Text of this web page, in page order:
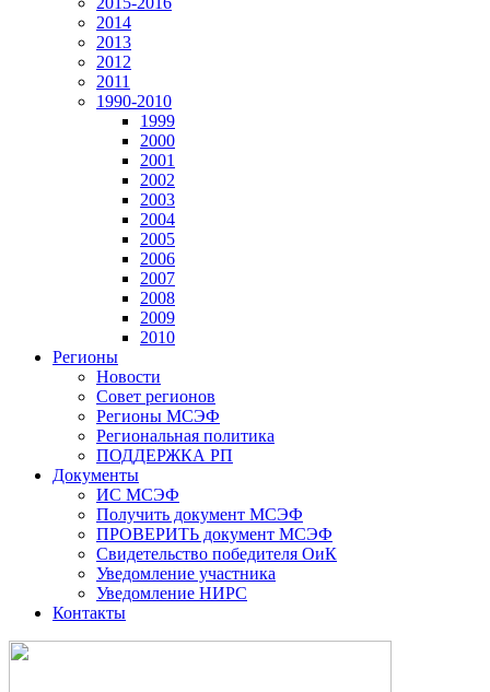
2014
2013
2012
2011
1990-2010
1999
2000
2001
2002
2003
2004
2005
2006
2007
2008
2009
2010
Регионы
Новости
Совет регионов
Регионы МСЭФ
Региональная политика
ПОДДЕРЖКА РП
Документы
ИС МСЭФ
Получить документ МСЭФ
ПРОВЕРИТЬ документ МСЭФ
Свидетельство победителя ОиК
Уведомление участника
Уведомление НИРС
Контакты